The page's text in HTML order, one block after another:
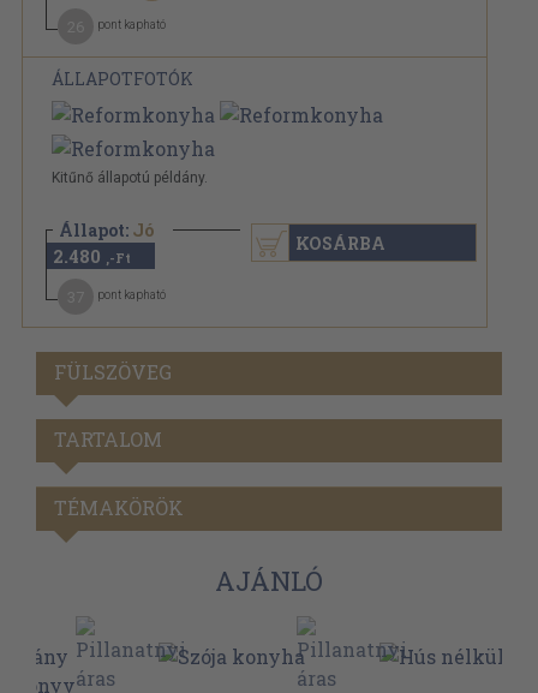
pont kapható
ÁLLAPOTFOTÓK
Kitűnő állapotú példány.
Állapot: Jó
2.480 ,-Ft
pont kapható
KOSÁRBA
FÜLSZÖVEG
TARTALOM
TÉMAKÖRÖK
AJÁNLÓ